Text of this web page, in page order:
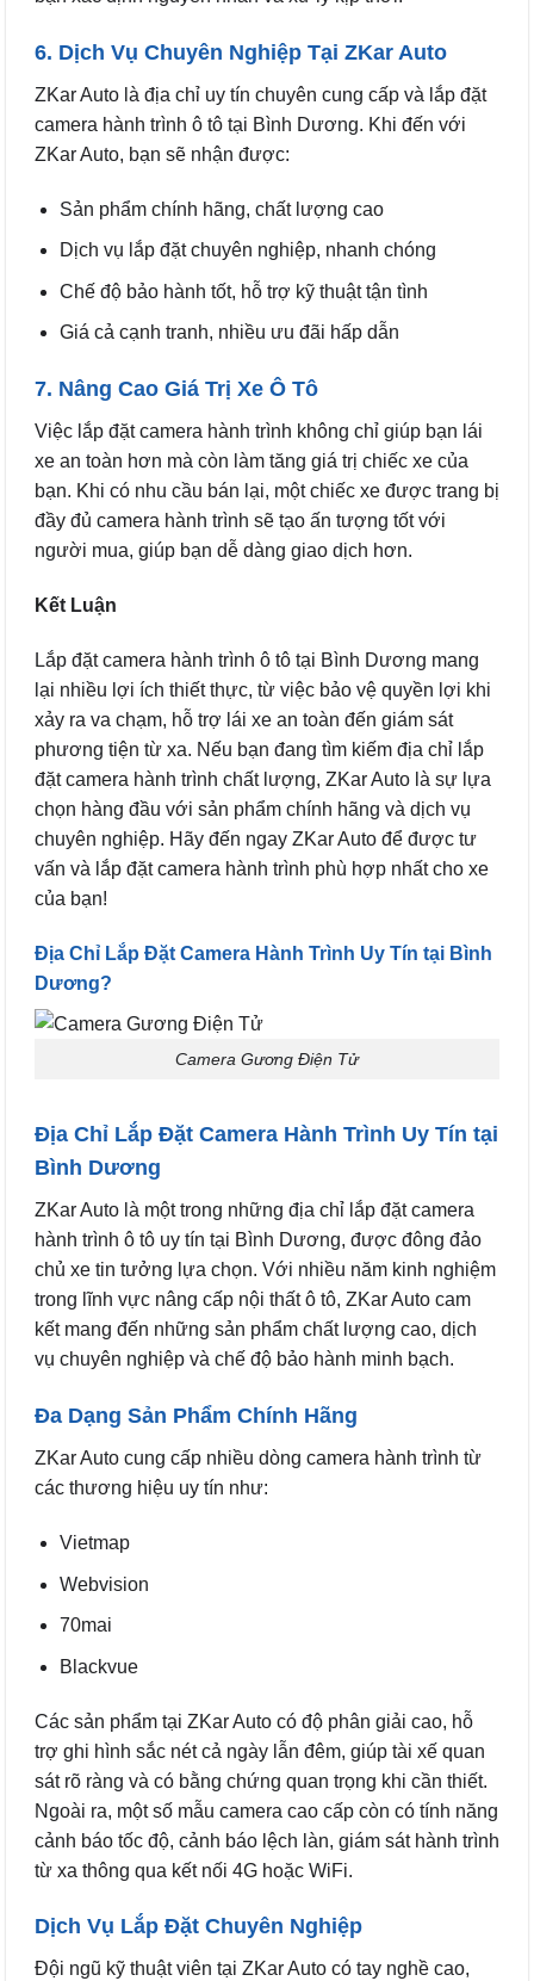
6. Dịch Vụ Chuyên Nghiệp Tại ZKar Auto
ZKar Auto là địa chỉ uy tín chuyên cung cấp và lắp đặt
camera hành trình ô tô tại Bình Dương. Khi đến với
ZKar Auto, bạn sẽ nhận được:
Sản phẩm chính hãng, chất lượng cao
Dịch vụ lắp đặt chuyên nghiệp, nhanh chóng
Chế độ bảo hành tốt, hỗ trợ kỹ thuật tận tình
Giá cả cạnh tranh, nhiều ưu đãi hấp dẫn
7. Nâng Cao Giá Trị Xe Ô Tô
Việc lắp đặt camera hành trình không chỉ giúp bạn lái
xe an toàn hơn mà còn làm tăng giá trị chiếc xe của
bạn. Khi có nhu cầu bán lại, một chiếc xe được trang bị
đầy đủ camera hành trình sẽ tạo ấn tượng tốt với
người mua, giúp bạn dễ dàng giao dịch hơn.
Kết Luận
Lắp đặt camera hành trình ô tô tại Bình Dương mang
lại nhiều lợi ích thiết thực, từ việc bảo vệ quyền lợi khi
xảy ra va chạm, hỗ trợ lái xe an toàn đến giám sát
phương tiện từ xa. Nếu bạn đang tìm kiếm địa chỉ lắp
đặt camera hành trình chất lượng, ZKar Auto là sự lựa
chọn hàng đầu với sản phẩm chính hãng và dịch vụ
chuyên nghiệp. Hãy đến ngay ZKar Auto để được tư
vấn và lắp đặt camera hành trình phù hợp nhất cho xe
của bạn!
Địa Chỉ Lắp Đặt Camera Hành Trình Uy Tín tại Bình
Dương?
Camera Gương Điện Tử
Địa Chỉ Lắp Đặt Camera Hành Trình Uy Tín tại
Bình Dương
ZKar Auto là một trong những địa chỉ lắp đặt camera
hành trình ô tô uy tín tại Bình Dương, được đông đảo
chủ xe tin tưởng lựa chọn. Với nhiều năm kinh nghiệm
trong lĩnh vực nâng cấp nội thất ô tô, ZKar Auto cam
kết mang đến những sản phẩm chất lượng cao, dịch
vụ chuyên nghiệp và chế độ bảo hành minh bạch.
Đa Dạng Sản Phẩm Chính Hãng
ZKar Auto cung cấp nhiều dòng camera hành trình từ
các thương hiệu uy tín như:
Vietmap
Webvision
70mai
Blackvue
Các sản phẩm tại ZKar Auto có độ phân giải cao, hỗ
trợ ghi hình sắc nét cả ngày lẫn đêm, giúp tài xế quan
sát rõ ràng và có bằng chứng quan trọng khi cần thiết.
Ngoài ra, một số mẫu camera cao cấp còn có tính năng
cảnh báo tốc độ, cảnh báo lệch làn, giám sát hành trình
từ xa thông qua kết nối 4G hoặc WiFi.
Dịch Vụ Lắp Đặt Chuyên Nghiệp
Đội ngũ kỹ thuật viên tại ZKar Auto có tay nghề cao,